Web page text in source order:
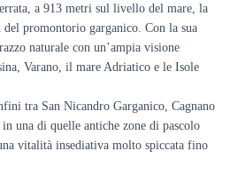
a 913 metri sul livello del mare, la
promontorio garganico. Con la sua
naturale con un’ampia visione
Varano, il mare Adriatico e le Isole
tra San Nicandro Garganico, Cagnano
una di quelle antiche zone di pascolo
vitalità insediativa molto spiccata fino